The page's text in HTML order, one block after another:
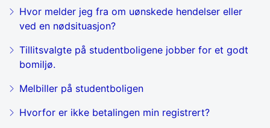
Hvor melder jeg fra om uønskede hendelser eller
ved en nødsituasjon?
Tillitsvalgte på studentboligene jobber for et godt
bomiljø.
Melbiller på studentboligen
Hvorfor er ikke betalingen min registrert?